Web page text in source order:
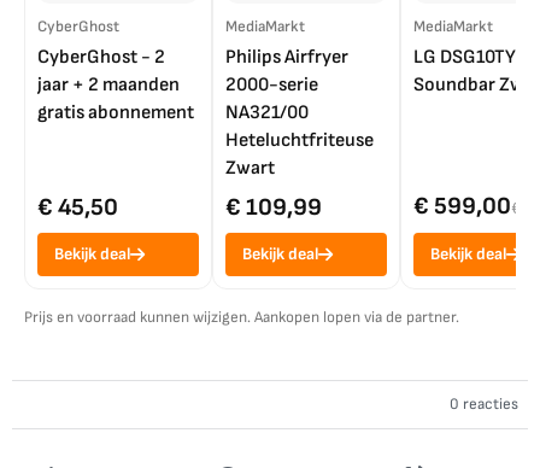
CyberGhost
CyberGhost - 2
jaar + 2 maanden
gratis abonnement
€ 45,50
Bekijk deal
MediaMarkt
Philips Airfryer
2000-serie
NA321/00
Heteluchtfriteuse
Zwart
€ 109,99
Bekijk deal
MediaMarkt
LG DSG10TY
Soundbar
€ 599,00€
Bekijk deal
Prijs en voorraad kunnen wijzigen. Aankopen lopen via de partner.
0 reacties